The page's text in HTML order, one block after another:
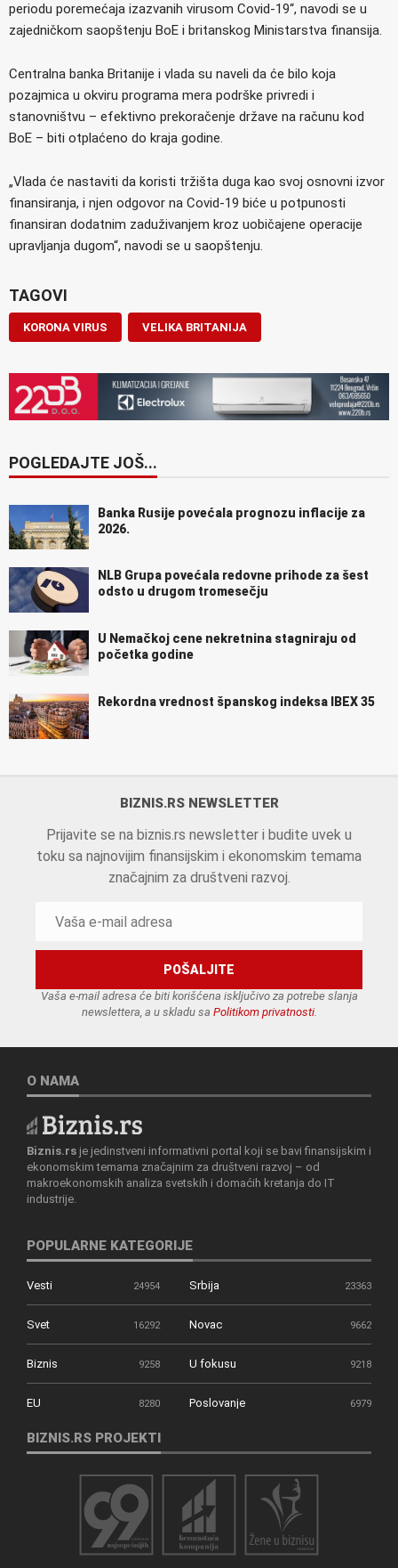
periodu poremećaja izazvanih virusom Covid-19“, navodi se u
zajedničkom saopštenju BoE i britanskog Ministarstva finansija.
Centralna banka Britanije i vlada su naveli da će bilo koja
pozajmica u okviru programa mera podrške privredi i
stanovništvu – efektivno prekoračenje države na računu kod
BoE – biti otplaćeno do kraja godine.
„Vlada će nastaviti da koristi tržišta duga kao svoj osnovni izvor
finansiranja, i njen odgovor na Covid-19 biće u potpunosti
finansiran dodatnim zaduživanjem kroz uobičajene operacije
upravljanja dugom“, navodi se u saopštenju.
TAGOVI
KORONA VIRUS VELIKA BRITANIJA
POGLEDAJTE JOŠ...
Banka Rusije povećala prognozu inflacije za
2026.
NLB Grupa povećala redovne prihode za šest
odsto u drugom tromesečju
U Nemačkoj cene nekretnina stagniraju od
početka godine
Rekordna vrednost španskog indeksa IBEX 35
BIZNIS.RS NEWSLETTER
Prijavite se na biznis.rs newsletter i budite uvek u
toku sa najnovijim finansijskim i ekonomskim temama
značajnim za društveni razvoj.
Vaša e-mail adresa će biti korišćena isključivo za potrebe slanja
newslettera, a u skladu sa Politikom privatnosti.
O NAMA
Biznis.rs je jedinstveni informativni portal koji se bavi finansijskim i
ekonomskim temama značajnim za društveni razvoj – od
makroekonomskih analiza svetskih i domaćih kretanja do IT
industrije.
POPULARNE KATEGORIJE
Vesti 24954 Srbija 23363
Svet 16292 Novac 9662
Biznis 9258 U fokusu 9218
EU 8280 Poslovanje 6979
BIZNIS.RS PROJEKTI